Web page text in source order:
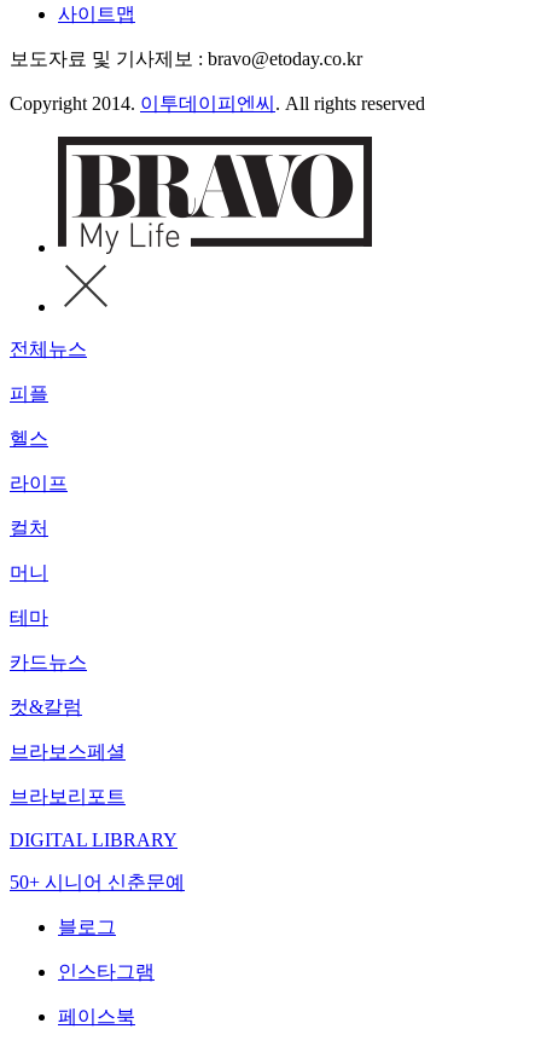
사이트맵
보도자료 및 기사제보 : bravo@etoday.co.kr
Copyright 2014. 이투데이피엔씨 . All rights reserved
전체뉴스
피플
헬스
라이프
컬처
머니
테마
카드뉴스
컷&칼럼
브라보스페셜
브라보리포트
DIGITAL LIBRARY
50+ 시니어 신춘문예
블로그
인스타그램
페이스북